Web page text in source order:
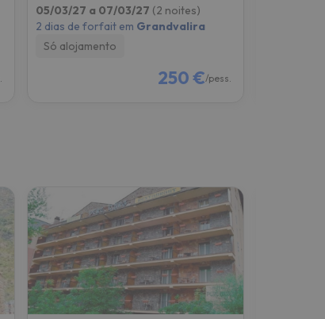
05/03/27 a 07/03/27 (2 noites)
2 dias de forfait em Grandvalira
Só alojamento
250 €/pess.